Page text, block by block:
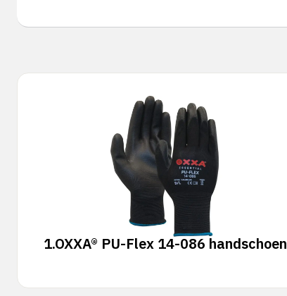
1.OXXA® PU-Flex 14-086 handschoen